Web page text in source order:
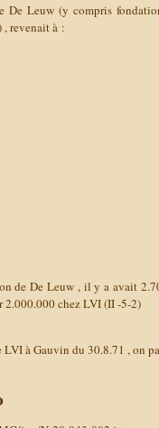
De Leuw (y compris
, revenait à :
de De Leuw , il y a avait
2.000.000 chez LVI (II -5-2)
LVI à Gauvin du 30.8.71 , on